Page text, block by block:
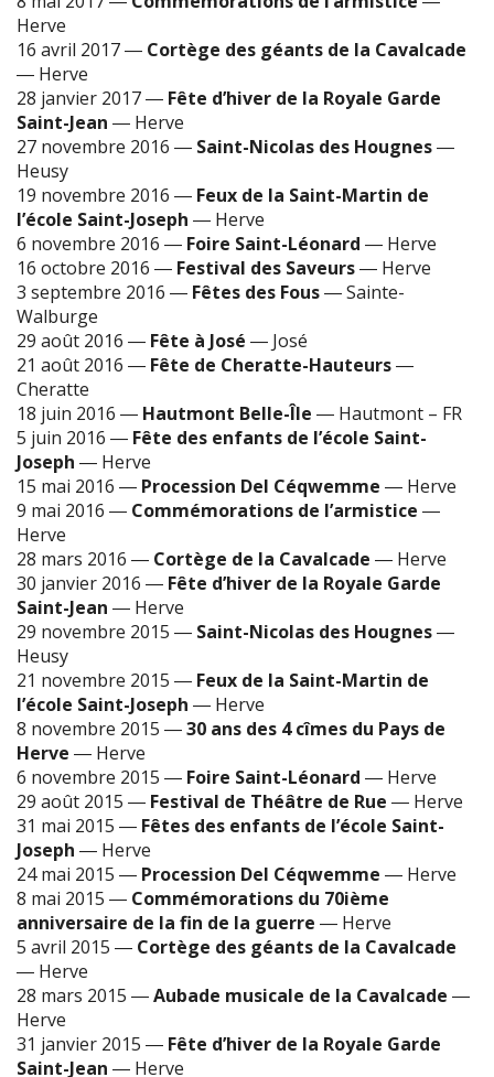
Herve
16 avril 2017― Cortège des géants de la Cavalcade
― Herve
28 janvier 2017― Fête d’hiver de la Royale Garde
Saint-Jean ― Herve
27 novembre 2016 ― Saint-Nicolas des Hougnes―
Heusy
19 novembre 2016 ― Feux de la Saint-Martin de
l’école Saint-Joseph ― Herve
6 novembre 2016 ― Foire Saint-Léonard ― Herve
16 octobre 2016 ― Festival des Saveurs― Herve
3 septembre 2016 ― Fêtes des Fous―Sainte-
Walburge
29 août 2016 ― Fête à José ― José
21 août 2016 ― Fête de Cheratte-Hauteurs―
Cheratte
18 juin 2016 ― Hautmont Belle-Île ― Hautmont – FR
5 juin 2016 ― Fête des enfants de l’école Saint-
Joseph ― Herve
15 mai 2016 ― Procession Del Céqwemme ― Herve
9 mai 2016 ― Commémorations de l’armistice ―
Herve
28 mars 2016 ― Cortège de la Cavalcade ― Herve
30 janvier 2016 ― Fête d’hiver de la Royale Garde
Saint-Jean ― Herve
29 novembre 2015 ― Saint-Nicolas des Hougnes―
Heusy
21 novembre 2015 ― Feux de la Saint-Martin de
l’école Saint-Joseph ― Herve
8 novembre 2015 ―30 ans des 4 cîmes du Pays de
Herve ― Herve
6 novembre 2015 ― Foire Saint-Léonard ― Herve
29 août 2015 ― Festival de Théâtre de Rue ― Herve
31 mai 2015 ― Fêtes des enfants de l’école Saint-
Joseph ― Herve
24 mai 2015 ― Procession Del Céqwemme ― Herve
8 mai 2015 ― Commémorations du 70ième
anniversaire de la fin de la guerre ― Herve
5 avril 2015 ― Cortège des géants de la Cavalcade
― Herve
28 mars 2015 ―Aubade musicale de la Cavalcade ―
Herve
31 janvier 2015 ― Fête d’hiver de la Royale Garde
Saint-Jean ― Herve